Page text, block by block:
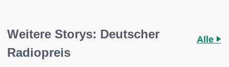
Weitere Storys: Deutscher
Radiopreis
Alle